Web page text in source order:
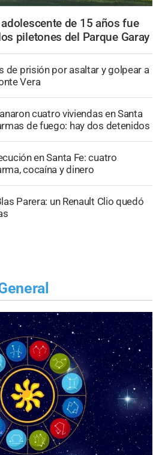
adolescente de 15 años fue
piletones del Parque Garay
de prisión por asaltar y golpear a
Vera
cuatro viviendas en Santa
de fuego: hay dos detenidos
en Santa Fe: cuatro
cocaína y dinero
Parera: un Renault Clio quedó